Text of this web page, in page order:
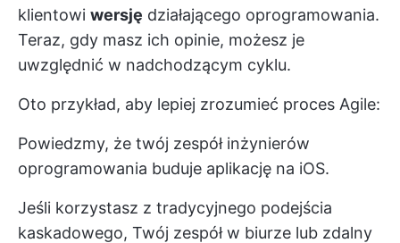
klientowi wersję działającego oprogramowania.
Teraz, gdy masz ich opinie, możesz je
uwzględnić w nadchodzącym cyklu.
Oto przykład, aby lepiej zrozumieć proces Agile:
Powiedzmy, że twój zespół inżynierów
oprogramowania buduje aplikację na iOS.
Jeśli korzystasz z tradycyjnego podejścia
kaskadowego, Twój zespół w biurze lub zdalny